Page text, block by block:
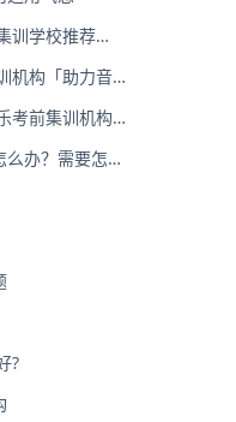
训学校推荐
机构「助力音乐
考前集训机构
办？需要怎么
?